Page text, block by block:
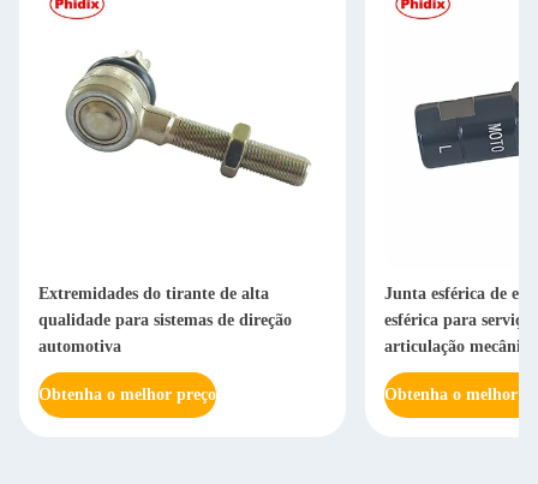
Extremidades do tirante de alta
qualidade para sistemas de direção
automotiva
Obtenha o melhor preço
Junta esférica de
esférica para serviço
articulação
Obtenha o melhor